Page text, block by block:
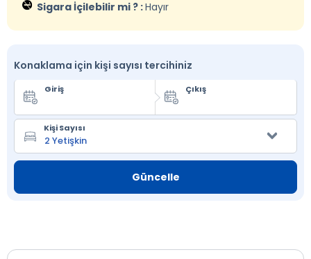
Sigara İçilebilir mi ? :Hayır
Konaklama için kişi sayısı tercihiniz
Giriş Çıkış
Kişi Sayısı
Güncelle